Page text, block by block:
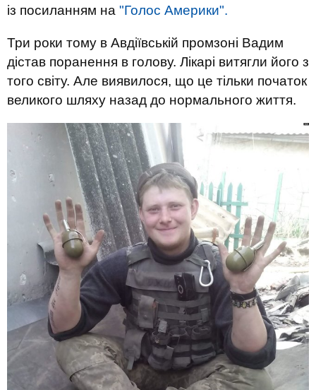
із посиланням на "Голос Америки".
Три роки тому в Авдіївській промзоні Вадим
дістав поранення в голову. Лікарі витягли його з
того світу. Але виявилося, що це тільки початок
великого шляху назад до нормального життя.